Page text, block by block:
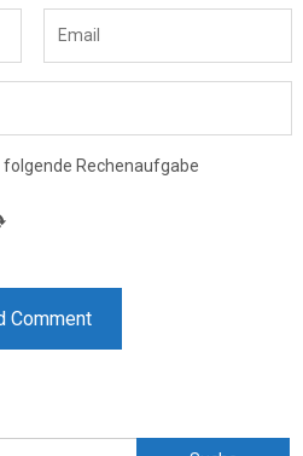
folgende Rechenaufgabe